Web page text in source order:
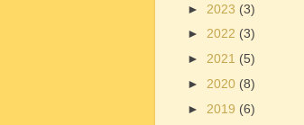
► 2023 (3)
► 2022 (3)
► 2021 (5)
► 2020 (8)
► 2019 (6)